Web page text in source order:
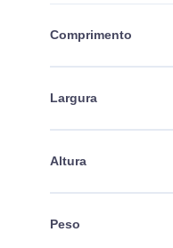
Comprimento
Largura
Altura
Peso